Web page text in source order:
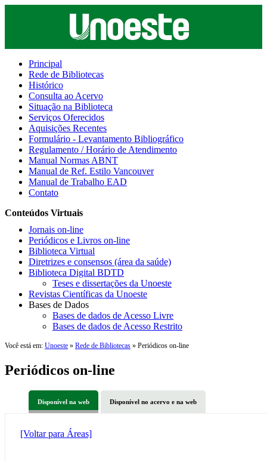
Principal
Rede de Bibliotecas
Histórico
Consulta ao Acervo
Situação na Biblioteca
Serviços Oferecidos
Aquisições Recentes
Formulário - Levantamento Bibliográfico
Regulamento / Horário de Atendimento
Manual Normas ABNT
Manual de Ref. Estilo Vancouver
Manual de Trabalho EAD
Contato
Conteúdos Virtuais
Jornais on-line
Periódicos e Livros on-line
Biblioteca Virtual
Diretrizes e consensos (área da saúde)
Biblioteca Digital BDTD
Teses e dissertações da Unoeste
Revistas Científicas da Unoeste
Bases de Dados
Bases de dados de Acesso Livre
Bases de dados de Acesso Restrito
Você está em: Unoeste » Rede de Bibliotecas » Periódicos on-line
Periódicos on-line
Disponível na web Disponível no acervo e na web
[Voltar para Áreas]